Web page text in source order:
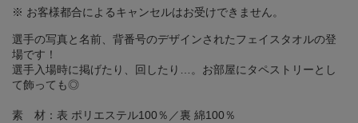
※ お客様都合によるキャンセルはお受けできません。
選手の写真と名前、背番号のデザインされたフェイスタオルの登
場です！
選手入場時に掲げたり、回したり…。お部屋にタペストリーとし
て飾っても◎
素 材：表 ポリエステル100％／裏 綿100％